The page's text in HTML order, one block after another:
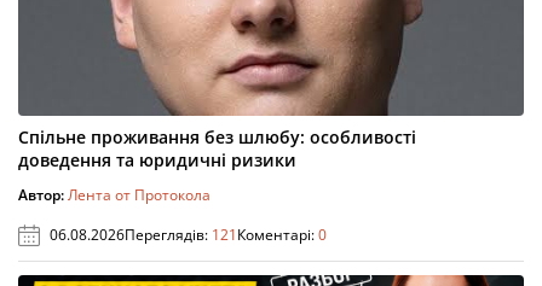
Спільне проживання без шлюбу: особливості
доведення та юридичні ризики
Автор:Лента от Протокола
06.08.2026Переглядів: 121Коментарі:0